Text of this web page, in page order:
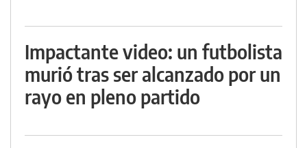
Impactante video: un futbolista
murió tras ser alcanzado por un
rayo en pleno partido